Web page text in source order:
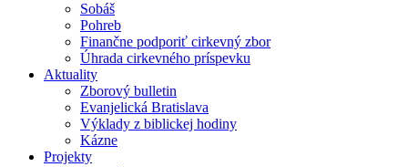
Sobáš
Pohreb
Finančne podporiť cirkevný zbor
Úhrada cirkevného príspevku
Aktuality
Zborový bulletin
Evanjelická Bratislava
Výklady z biblickej hodiny
Kázne
Projekty